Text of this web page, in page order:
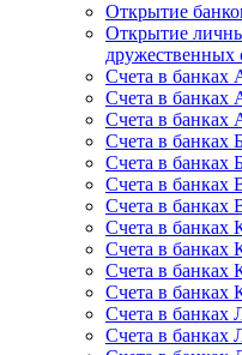
Открытие
Открытие
дружественных
Счета в банках
Счета в банках
Счета в банках
Счета в банках
Счета в банках
Счета в банках
Счета в банках
Счета в банках
Счета в банках
Счета в банках
Счета в банках
Счета в банках
Счета в банках